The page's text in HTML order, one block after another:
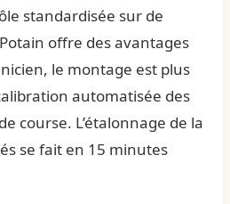
standardisée sur de
offre des avantages
le montage est plus
automatisée des
course. L’étalonnage de la
se fait en 15 minutes